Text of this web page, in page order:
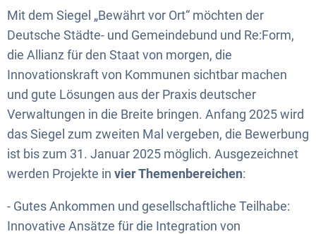
Mit dem Siegel „Bewährt vor Ort“ möchten der
Deutsche Städte- und Gemeindebund und Re:Form,
die Allianz für den Staat von morgen, die
Innovationskraft von Kommunen sichtbar machen
und gute Lösungen aus der Praxis deutscher
Verwaltungen in die Breite bringen. Anfang 2025 wird
das Siegel zum zweiten Mal vergeben, die Bewerbung
ist bis zum 31. Januar 2025 möglich. Ausgezeichnet
werden Projekte in vier Themenbereichen:
- Gutes Ankommen und gesellschaftliche Teilhabe:
Innovative Ansätze für die Integration von